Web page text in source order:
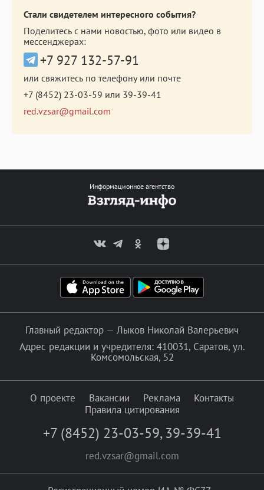
Стали свидетелем интересного события?
Поделитесь с нами новостью, фото или видео в
мессенджерах:
+7 927 132-57-91
или свяжитесь по телефону или почте
+7 (8452) 23-03-59 или 39-39-41
red.vzsar@gmail.com
Информационное агентство
Главный редактор — Лыков Николай Валерьевич
Адрес редакции и учредителя: 410031, Саратов, ул.
Комсомольская, 52
О проекте Вакансии Реклама
Контакты
Правила цитирования
+7 (8452) 23-03-59, 39-39-41
red.vzsar@gmail.com